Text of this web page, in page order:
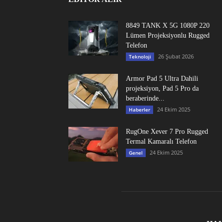
8849 TANK X 5G 1080P 220
Lümen Projeksiyonlu Rugged
Telefon
Teknoloji 26 Şubat 2026
Armor Pad 5 Ultra Dahili
projeksiyon, Pad 5 Pro da
beraberinde...
Haberler 24 Ekim 2025
RugOne Xever 7 Pro Rugged
Termal Kamaralı Telefon
Genel 24 Ekim 2025